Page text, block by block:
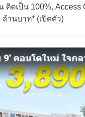
ดเป็น 100%, Access
านบาท* (เปิดตัว)